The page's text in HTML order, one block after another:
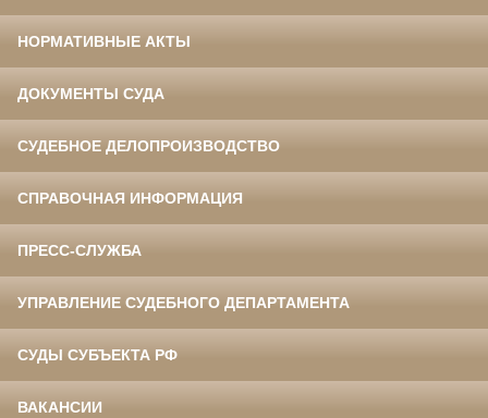
НОРМАТИВНЫЕ АКТЫ
ДОКУМЕНТЫ СУДА
СУДЕБНОЕ ДЕЛОПРОИЗВОДСТВО
СПРАВОЧНАЯ ИНФОРМАЦИЯ
ПРЕСС-СЛУЖБА
УПРАВЛЕНИЕ СУДЕБНОГО ДЕПАРТАМЕНТА
СУДЫ СУБЪЕКТА РФ
ВАКАНСИИ